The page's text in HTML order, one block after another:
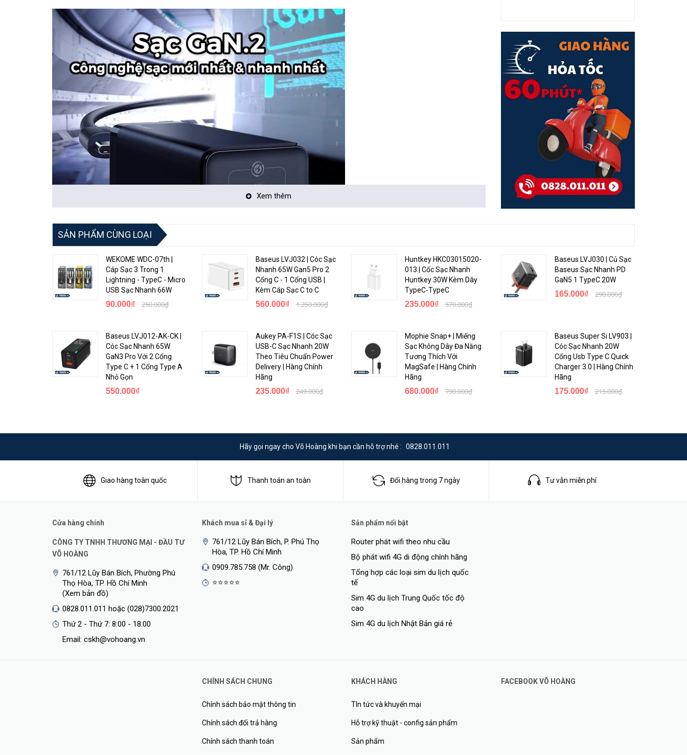
✅Với kích thước chỉ bằng 40% so với các bộ sạc 2 cổng truyền thống, sản phẩm bộ sạc siêu tốc Baseus LV817
sở hữu hiệu suất, tốc độ
sạc vượt trội với công suất 45W, nhỏ gọn và tiện lợi mang theo.
công nghệ GaN 2
cho dòng điện ổn định hơn cũng như khắc phục các nhược điểm ở các sản phẩm thế hệ GaN
✅Với chiều dài chỉ 6.2cm, Baseus LV817 sẽ là bạn hành trình của bạn đi khắp nơi với độ tiện lợi nhỏ gọn, thời thượng. Hai cổng sạc 45W
USB-A và USB-C cho phép bạn sạc & cấp điện cho nhiều thiết bị cùng lúc & nhanh chóng.
Xem thêm
SẢN PHẨM CÙNG LOẠI
WEKOME WDC-07th |
Cáp Sạc 3 Trong 1
Lightning - TypeC - Micro
USB Sạc Nhanh 66W
90.000₫ 250.000₫
Baseus LVJ032 | Cóc Sạc
Nhanh 65W Gan5 Pro 2
Cổng C - 1 Cổng USB |
Kèm Cáp Sạc C to C
560.000₫ 1.250.000₫
Huntkey HKC03015020-
013 | Cốc Sạc Nhanh
Huntkey 30W Kèm Dây
TypeC-TypeC
235.000₫ 570.000₫
Baseus LVJ030 | Củ Sạc
Baseus Sạc Nhanh PD
GaN5 1 TypeC 20W
165.000₫ 290.000₫
Baseus LVJ012-AK-CK |
Cóc Sạc Nhanh 65W
GaN3 Pro Với 2 Cổng
Type C + 1 Cổng Type A
Nhỏ Gọn
550.000₫
Aukey PA-F1S | Cóc Sạc
USB-C Sạc Nhanh 20W
Theo Tiêu Chuẩn Power
Delivery | Hàng Chính
Hãng
235.000₫ 249.000₫
Mophie Snap+ | Miếng
Sạc Không Dây Đa Năng
Tương Thích Với
MagSafe | Hàng Chính
Hãng
680.000₫ 790.000₫
Baseus Super Si LV903 |
Cóc Sạc Nhanh 20W
Cổng Usb Type C Quick
Charger 3.0 | Hàng Chính
Hãng
175.000₫ 215.000₫
Hãy gọi ngay cho Võ Hoàng khi bạn cần hỗ trợ nhé : 0828.011.011
Giao hàng toàn quốc Thanh toán an toàn Đổi hàng trong 7 ngày Tư vẫn miễn phí
Cửa hàng chính
CÔNG TY TNHH THƯƠNG MẠI - ĐẦU TƯ
VÕ HOÀNG
761/12 Lũy Bán Bích, Phường Phú
Thọ Hòa, TP. Hồ Chí Minh
(Xem bản đồ)
0828.011.011 hoặc (028)7300.2021
Thứ 2 - Thứ 7: 8:00 - 18:00
Email: cskh@vohoang.vn
Khách mua sỉ & Đại lý
761/12 Lũy Bán Bích, P. Phú Thọ
Hòa, TP. Hồ Chí Minh
0909.785.758 (Mr. Công)
⭐⭐⭐⭐⭐
Sản phẩm nổi bật
Router phát wifi theo nhu cầu
Bộ phát wifi 4G di động chính hãng
Tổng hợp các loại sim du lịch quốc
tế
Sim 4G du lịch Trung Quốc tốc độ
cao
Sim 4G du lịch Nhật Bản giá rẻ
CHÍNH SÁCH CHUNG
Chính sách bảo mật thông tin
Chính sách đổi trả hàng
Chính sách thanh toán
KHÁCH HÀNG
TIn tức và khuyến mại
Hỗ trợ kỹ thuật - config sản phẩm
Sản phẩm
FACEBOOK VÕ HOÀNG